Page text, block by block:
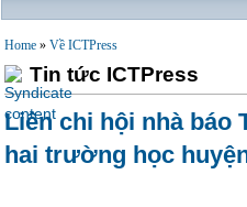
Home » Về ICTPress
Tin tức ICTPress
Liên chi hội nhà báo
hai trường học